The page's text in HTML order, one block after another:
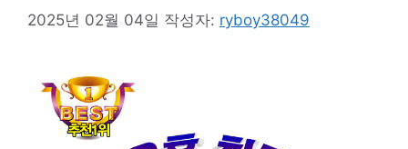
2025년 02월 04일 작성자: ryboy38049